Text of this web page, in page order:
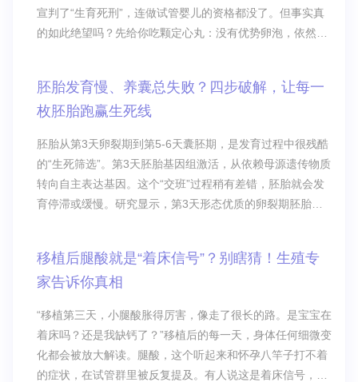
宣判了“生育死刑”，连做试管婴儿的资格都没了。但事实真
的如此绝望吗？先给你吃颗定心丸：没有优势卵泡，依然可
胚胎发育慢、养囊总失败？四步破解，让每一
枚胚胎跑赢生死线
胚胎从第3天卵裂期到第5-6天囊胚期，是发育过程中很残酷
的“生死筛选”。第3天胚胎基因组激活，从依赖母源遗传物质
转向自主表达基因。这个“交班”过程稍有差错，胚胎就会发
育停滞或缓慢。研究显示，第3天形态优质的卵裂期胚胎，
移植后腿酸就是“着床信号”？别瞎猜！生殖专
家告诉你真相
“移植第三天，小腿酸胀得厉害，像走了很长的路。是宝宝在
着床吗？还是我缺钙了？”移植后的每一天，身体任何细微变
化都会被放大解读。腿酸，这个听起来和怀孕八竿子打不着
的症状，在试管群里被反复提及。有人说这是着床信号，有